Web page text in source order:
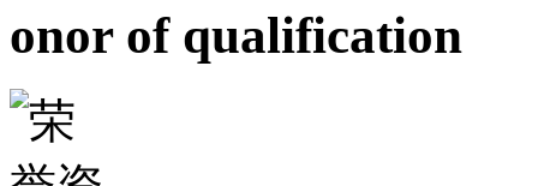
onor of qualification